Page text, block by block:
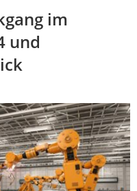
im
und